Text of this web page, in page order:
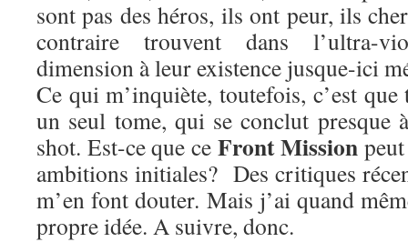
sont pas des héros, ils ont peur, ils
contraire trouvent dans l’ultra-
dimension à leur existence jusque-ici
Ce qui m’inquiète, toutefois, c’est
un seul tome, qui se conclut presque
shot. Est-ce que ce Front Mission
ambitions initiales? Des critiques
m’en font douter. Mais j’ai quand
propre idée. A suivre, donc.